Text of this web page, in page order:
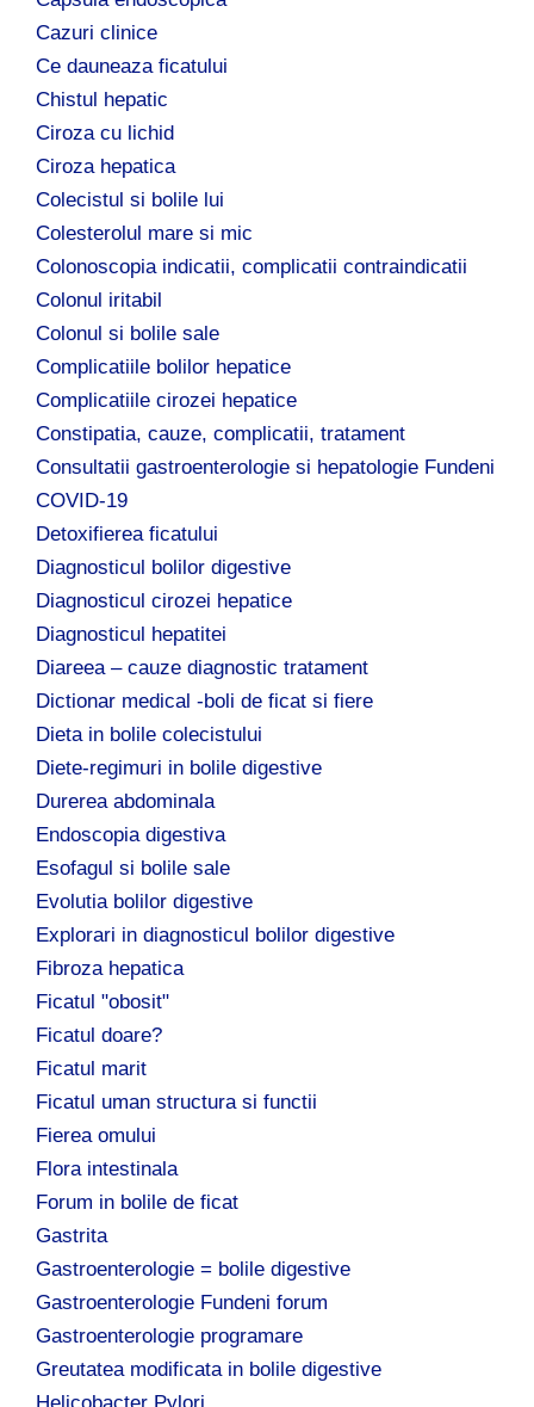
Cazuri clinice
Ce dauneaza ficatului
Chistul hepatic
Ciroza cu lichid
Ciroza hepatica
Colecistul si bolile lui
Colesterolul mare si mic
Colonoscopia indicatii, complicatii contraindicatii
Colonul iritabil
Colonul si bolile sale
Complicatiile bolilor hepatice
Complicatiile cirozei hepatice
Constipatia, cauze, complicatii, tratament
Consultatii gastroenterologie si hepatologie Fundeni
COVID-19
Detoxifierea ficatului
Diagnosticul bolilor digestive
Diagnosticul cirozei hepatice
Diagnosticul hepatitei
Diareea – cauze diagnostic tratament
Dictionar medical -boli de ficat si fiere
Dieta in bolile colecistului
Diete-regimuri in bolile digestive
Durerea abdominala
Endoscopia digestiva
Esofagul si bolile sale
Evolutia bolilor digestive
Explorari in diagnosticul bolilor digestive
Fibroza hepatica
Ficatul "obosit"
Ficatul doare?
Ficatul marit
Ficatul uman structura si functii
Fierea omului
Flora intestinala
Forum in bolile de ficat
Gastrita
Gastroenterologie = bolile digestive
Gastroenterologie Fundeni forum
Gastroenterologie programare
Greutatea modificata in bolile digestive
Helicobacter Pylori